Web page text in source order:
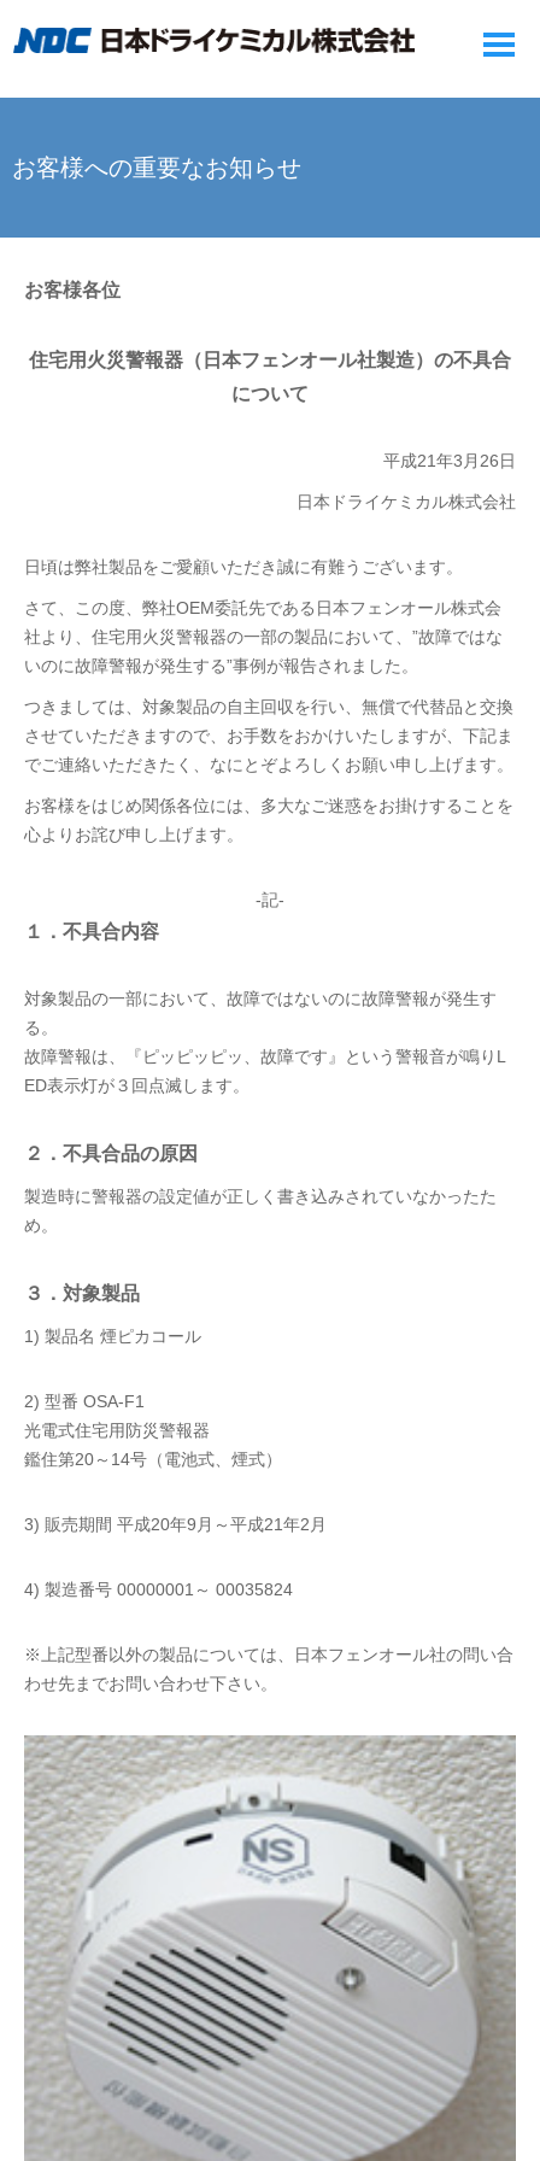
お客様への重要なお知らせ
お客様各位
住宅用火災警報器（日本フェンオール社製造）の不具合
について
平成21年3月26日
日本ドライケミカル株式会社
日頃は弊社製品をご愛顧いただき誠に有難うございます。
さて、この度、弊社OEM委託先である日本フェンオール株式会
社より、住宅用火災警報器の一部の製品において、”故障ではな
いのに故障警報が発生する”事例が報告されました。
つきましては、対象製品の自主回収を行い、無償で代替品と交換
させていただきますので、お手数をおかけいたしますが、下記ま
でご連絡いただきたく、なにとぞよろしくお願い申し上げます。
お客様をはじめ関係各位には、多大なご迷惑をお掛けすることを
心よりお詫び申し上げます。
-記-
１．不具合内容
対象製品の一部において、故障ではないのに故障警報が発生す
る。
故障警報は、『ピッピッピッ、故障です』という警報音が鳴りL
ED表示灯が３回点滅します。
２．不具合品の原因
製造時に警報器の設定値が正しく書き込みされていなかったた
め。
３．対象製品
1) 製品名 煙ピカコール
2) 型番 OSA-F1
光電式住宅用防災警報器
鑑住第20～14号（電池式、煙式）
3) 販売期間 平成20年9月～平成21年2月
4) 製造番号 00000001～ 00035824
※上記型番以外の製品については、日本フェンオール社の問い合
わせ先までお問い合わせ下さい。